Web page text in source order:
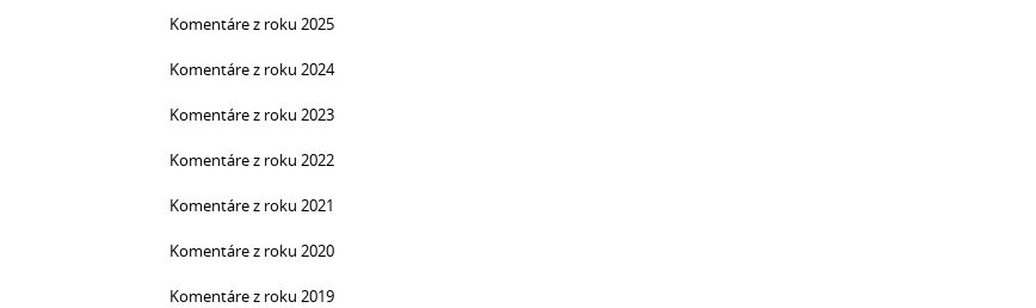
Komentáre z roku 2025
Komentáre z roku 2024
Komentáre z roku 2023
Komentáre z roku 2022
Komentáre z roku 2021
Komentáre z roku 2020
Komentáre z roku 2019